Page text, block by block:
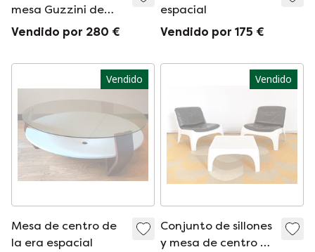
mesa Guzzini de
Giuseppe Cormio
Vendido por 280 €
espacial
Vendido por 175 €
Vendido
Mesa de centro de
la era espacial
Vendido
Conjunto de sillones
y mesa de centro de